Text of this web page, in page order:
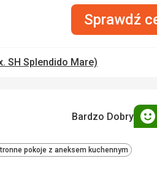
Sprawdź
SH Splendido Mare)
Bardzo Dobry
pokoje z aneksem kuchennym